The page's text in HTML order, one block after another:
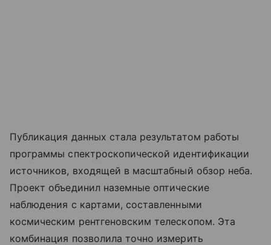
Публикация данных стала результатом работы
программы спектроскопической идентификации
источников, входящей в масштабный обзор неба.
Проект объединил наземные оптические
наблюдения с картами, составленными
космическим рентгеновским телескопом. Эта
комбинация позволила точно измерить